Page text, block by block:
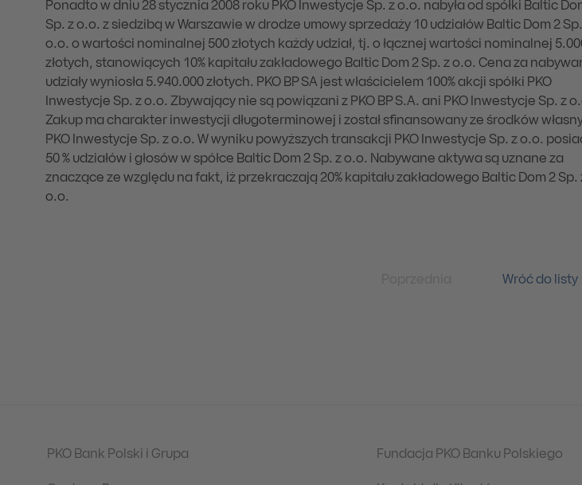
Ponadto w dniu 28 stycznia 2008 roku PKO Inwestycje Sp. z o.o. nabyła od spółki Baltic
Sp. z o.o. z siedzibą w Warszawie w drodze umowy sprzedaży 10 udziałów Baltic Dom 2
o.o. o wartości nominalnej 500 złotych każdy udział, tj. o łącznej wartości nominalnej
złotych, stanowiących 10% kapitału zakładowego Baltic Dom 2 Sp. z o.o. Cena za
udziały wyniosła 5.940.000 złotych. PKO BP SA jest właścicielem 100% akcji spółki PKO
Inwestycje Sp. z o.o. Zbywający nie są powiązani z PKO BP S.A. ani PKO Inwestycje Sp. z
Zakup ma charakter inwestycji długoterminowej i został sfinansowany ze środków
PKO Inwestycje Sp. z o.o. W wyniku powyższych transakcji PKO Inwestycje Sp. z o.o.
50 % udziałów i głosów w spółce Baltic Dom 2 Sp. z o.o. Nabywane aktywa są uznane za
znaczące ze względu na fakt, iż przekraczają 20% kapitału zakładowego Baltic Dom 2 Sp.
o.o.
Wróć do listy
PKO Bank Polski i Grupa Fundacja PKO Banku Polskiego